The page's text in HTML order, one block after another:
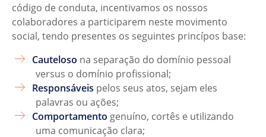
código de conduta, incentivamos os nossos
colaboradores a participarem neste movimento
social, tendo presentes os seguintes princípos base:
Cauteloso na separação do domínio pessoal
versus o domínio profissional;
Responsáveis pelos seus atos, sejam eles
palavras ou ações;
Comportamento genuíno, cortês e utilizando
uma comunicação clara;